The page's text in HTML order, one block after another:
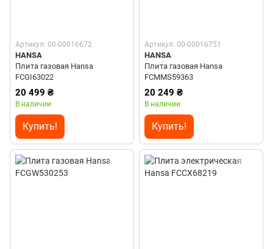
Артикул: 00-00016672
HANSA
Плита газовая Hansa
FCGI63022
20 499 ₴
В наличии
Купить!
Артикул: 00-00016751
HANSA
Плита газовая Hansa
FCMMS59363
20 249 ₴
В наличии
Купить!